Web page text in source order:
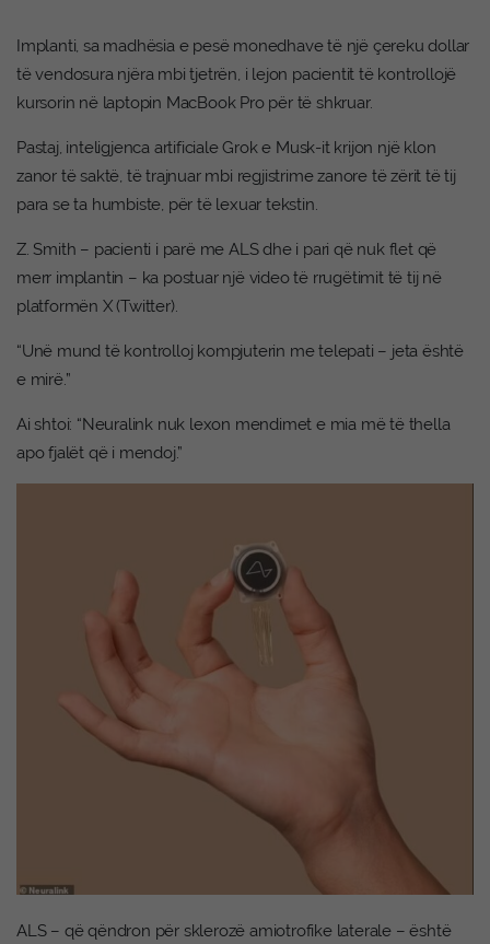
Implanti, sa madhësia e pesë monedhave të një çereku dollar
të vendosura njëra mbi tjetrën, i lejon pacientit të kontrollojë
kursorin në laptopin MacBook Pro për të shkruar.
Pastaj, inteligjenca artificiale Grok e Musk-it krijon një klon
zanor të saktë, të trajnuar mbi regjistrime zanore të zërit të tij
para se ta humbiste, për të lexuar tekstin.
Z. Smith – pacienti i parë me ALS dhe i pari që nuk flet që
merr implantin – ka postuar një video të rrugëtimit të tij në
platformën X (Twitter).
“Unë mund të kontrolloj kompjuterin me telepati – jeta është
e mirë.”
Ai shtoi: “Neuralink nuk lexon mendimet e mia më të thella
apo fjalët që i mendoj.”
ALS – që qëndron për sklerozë amiotrofike laterale – është